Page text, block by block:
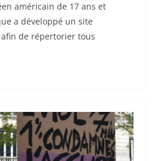
américain de 17 ans et
a développé un site
de répertorier tous